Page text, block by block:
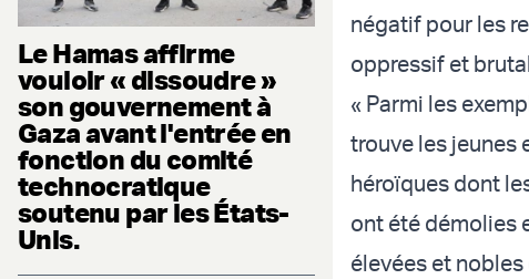
Le Hamas affirme
vouloir « dissoudre »
son gouvernement à
Gaza avant l'entrée en
fonction du comité
technocratique
soutenu par les États-
Unis.
négatif pour les
oppressif et
« Parmi les
trouve les jeunes
héroïques dont
ont été démolies
élevées et